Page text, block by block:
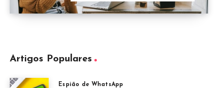
Artigos Populares
Espião de WhatsApp